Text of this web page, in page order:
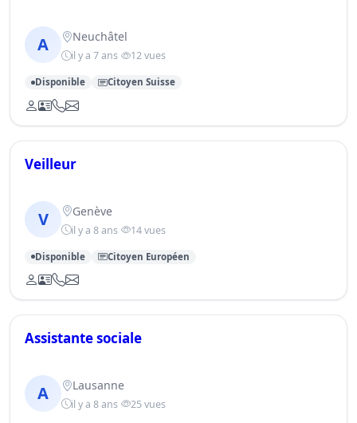
A Neuchâtel
il y a 7 ans 12 vues
Disponible Citoyen Suisse
Veilleur
V Genève
il y a 8 ans 14 vues
Disponible Citoyen Européen
Assistante sociale
A Lausanne
il y a 8 ans 25 vues